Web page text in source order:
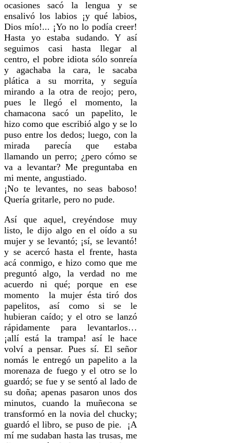
ocasiones sacó la lengua y se
ensalivó los labios ¡y qué labios,
Dios mío!... ¡Yo no lo podía creer!
Hasta yo estaba sudando. Y así
seguimos casi hasta llegar al
centro, el pobre idiota sólo sonreía
y agachaba la cara, le sacaba
plática a su morrita, y seguía
mirando a la otra de reojo; pero,
pues le llegó el momento, la
chamacona sacó un papelito, le
hizo como que escribió algo y se lo
puso entre los dedos; luego, con la
mirada parecía que estaba
llamando un perro; ¿pero cómo se
va a levantar? Me preguntaba en
mi mente, angustiado.
¡No te levantes, no seas baboso!
Quería gritarle, pero no pude.
Así que aquel, creyéndose muy
listo, le dijo algo en el oído a su
mujer y se levantó; ¡sí, se levantó!
y se acercó hasta el frente, hasta
acá conmigo, e hizo como que me
preguntó algo, la verdad no me
acuerdo ni qué; porque en ese
momento la mujer ésta tiró dos
papelitos, así como si se le
hubieran caído; y el otro se lanzó
rápidamente para levantarlos…
¡allí está la trampa! así le hace
volví a pensar. Pues sí. El señor
nomás le entregó un papelito a la
morenaza de fuego y el otro se lo
guardó; se fue y se sentó al lado de
su doña; apenas pasaron unos dos
minutos, cuando la muñecona se
transformó en la novia del chucky;
guardó el libro, se puso de pie. ¡A
mí me sudaban hasta las trusas, me